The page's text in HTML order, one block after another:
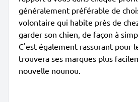
généralement préférable de
volontaire qui habite près de
garder son chien, de façon à
C'est également rassurant pour
trouvera ses marques plus
nouvelle nounou.